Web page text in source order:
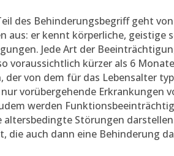
des Behinderungsbegriff geht
aus: er kennt körperliche, geistige
Jede Art der
voraussichtlich kürzer als 6
der von dem für das Lebensalter
vorübergehende Erkrankungen
werden
altersbedingte Störungen
die auch dann eine Behinderung